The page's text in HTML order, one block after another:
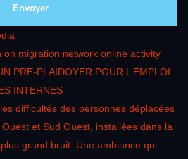
Envoyer
on migration network online activity
PRE-PLAIDOYER POUR L’EMPLOI
INTERNES
difficultés des personnes déplacées
et Sud Ouest, installées dans la
grand bruit. Une ambiance qui